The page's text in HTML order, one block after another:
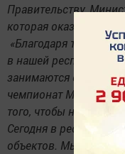
Правительству,
которая оказана»
«Благодаря тем
в нашей республике,
занимаются спортом.
чемпионат Мира по
того, чтобы
Сегодня в
объектов. Мы